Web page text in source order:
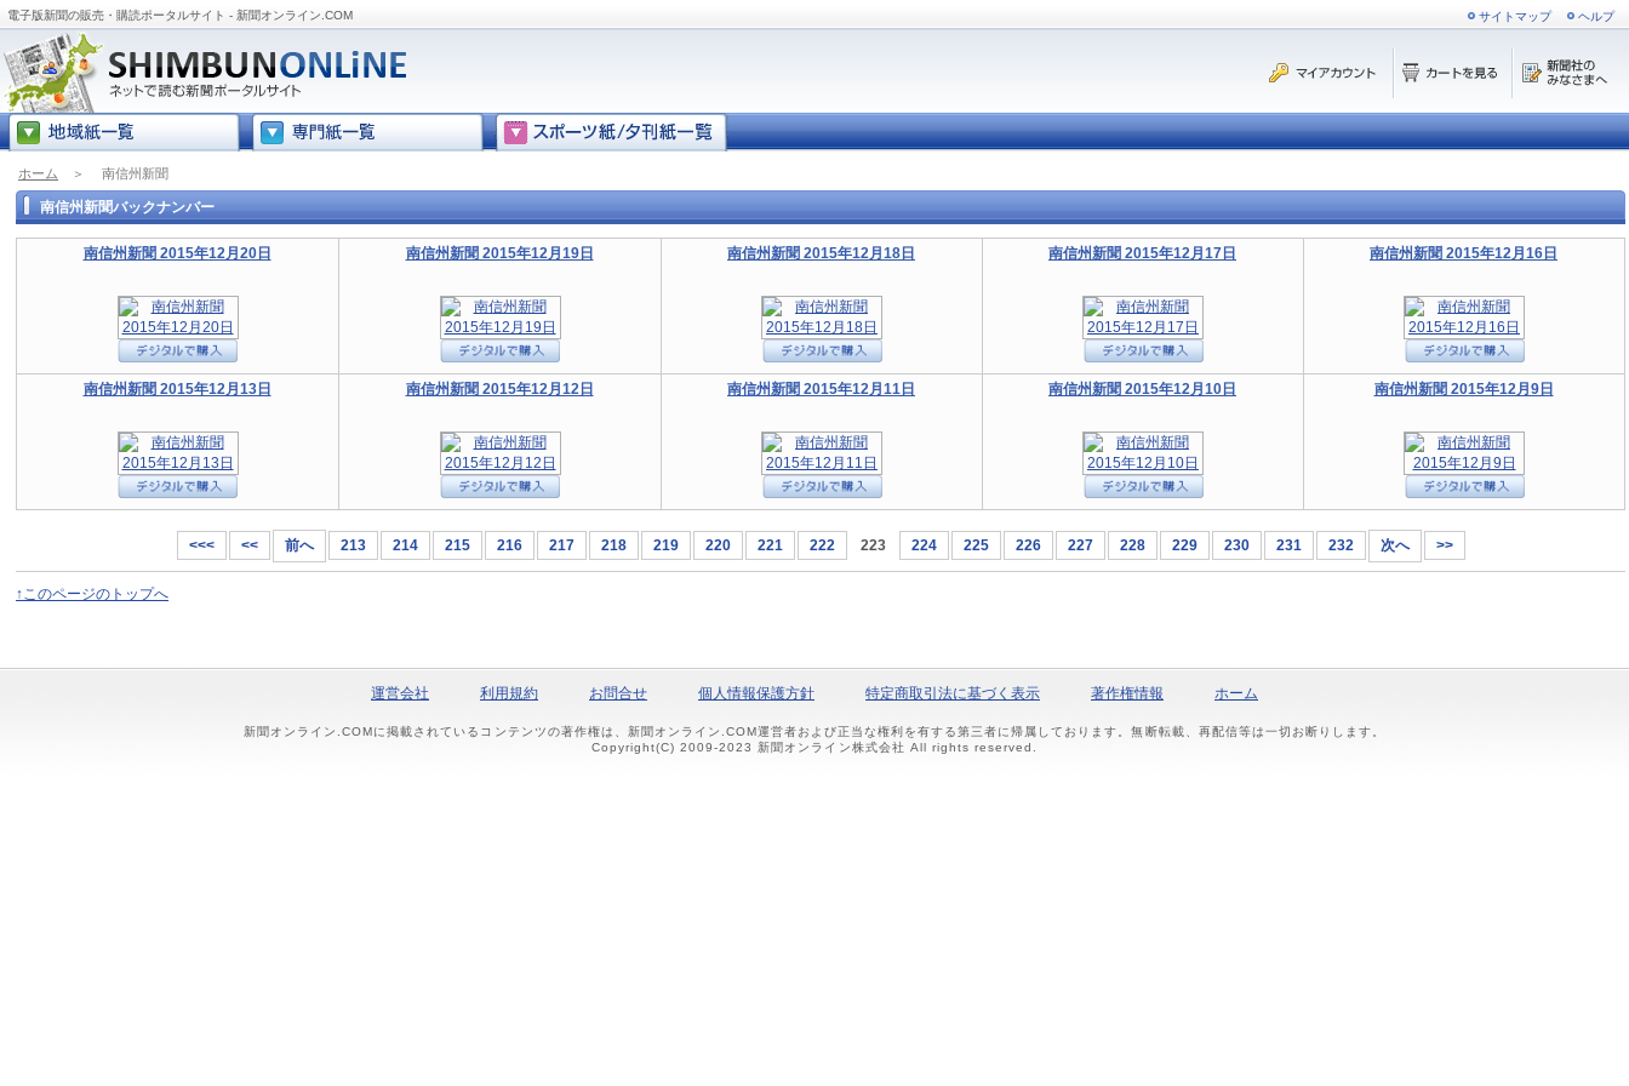
電子版新聞の販売・購読ポータルサイト - 新聞オンライン.COM サイトマップ ヘルプ
ホーム ＞ 南信州新聞
南信州新聞バックナンバー
南信州新聞 2015年12月20日 南信州新聞 2015年12月19日 南信州新聞 2015年12月18日 南信州新聞 2015年12月17日 南信州新聞 2015年12月16日
南信州新聞 2015年12月13日 南信州新聞 2015年12月12日 南信州新聞 2015年12月11日 南信州新聞 2015年12月10日 南信州新聞 2015年12月9日
<<< << 前へ 213 214 215 216 217 218 219 220 221 222 223 224 225 226 227 228 229 230 231 232 次へ >>
↑このページのトップへ
運営会社 利用規約 お問合せ 個人情報保護方針 特定商取引法に基づく表示 著作権情報 ホーム
新聞オンライン.COMに掲載されているコンテンツの著作権は、新聞オンライン.COM運営者および正当な権利を有する第三者に帰属しております。無断転載、再配信等は一切お断りします。
Copyright(C) 2009-2023 新聞オンライン株式会社 All rights reserved.